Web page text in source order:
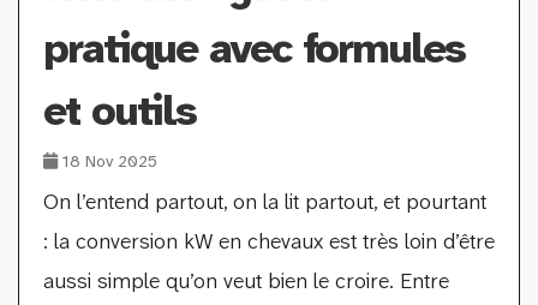
pratique avec formules
et outils
18 Nov 2025
On l’entend partout, on la lit partout, et pourtant
: la conversion kW en chevaux est très loin d’être
aussi simple qu’on veut bien le croire. Entre